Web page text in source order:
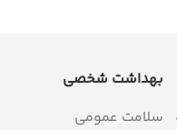
بهداشت شخصی
سلامت عمومی